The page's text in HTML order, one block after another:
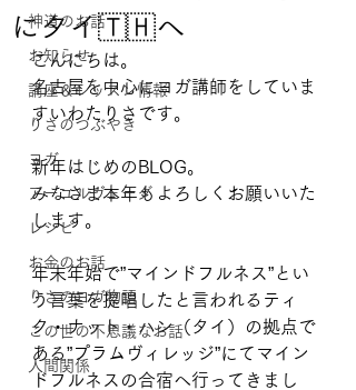
神道のお話
お知らせ
講座＆レッスン情報
りさのつぶやき
ヨガ
アーユルヴェーダ
レシピ
お金のお話
りさのヨガ物語
この世の不思議なお話
人間関係
にタイ🇹🇭へ
こんにちは。
名古屋を中心にヨガ講師をしていま
すいわたりさです。
新年はじめのBLOG。
みなさま本年もよろしくお願いいた
します。
年末年始で”マインドフルネス”とい
う言葉を提唱したと言われるティ
ク・ナット・ハン（タイ）の拠点で
ある”プラムヴィレッジ”にてマイン
ドフルネスの合宿へ行ってきまし